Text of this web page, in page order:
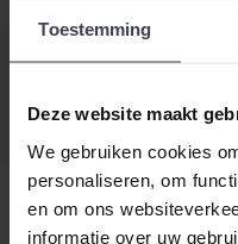
Toestemming
Deze website maakt
We gebruiken cookies
personaliseren, om
en om ons
informatie over uw